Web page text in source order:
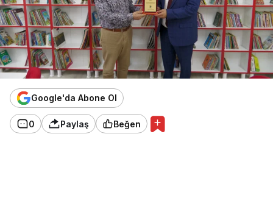
Google'da Abone Ol
0 Paylaş Beğen